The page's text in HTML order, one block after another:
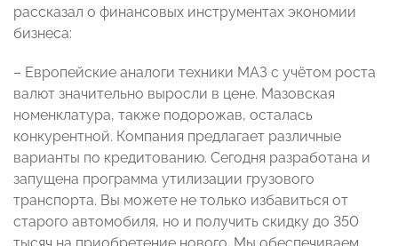
рассказал о финансовых инструментах экономии
бизнеса:
– Европейские аналоги техники МАЗ с учётом роста
валют значительно выросли в цене. Мазовская
номенклатура, также подорожав, осталась
конкурентной. Компания предлагает различные
варианты по кредитованию. Сегодня разработана и
запущена программа утилизации грузового
транспорта. Вы можете не только избавиться от
старого автомобиля, но и получить скидку до 350